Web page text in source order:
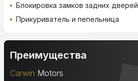
Блокировка замков задних дверей
Прикуриватель и пепельница
Преимущества
Carwin Motors